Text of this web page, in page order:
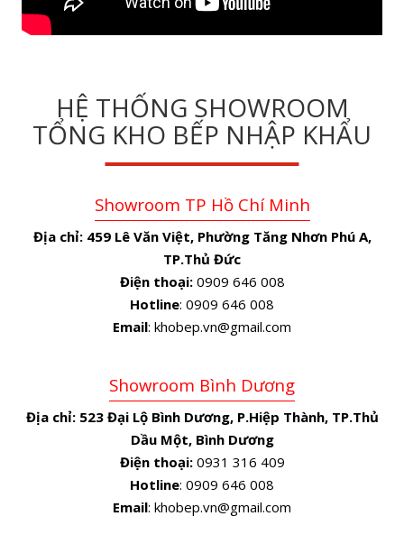
HỆ THỐNG SHOWROOM
TỔNG KHO BẾP NHẬP KHẨU
Showroom TP Hồ Chí Minh
Địa chỉ: 459 Lê Văn Việt, Phường Tăng Nhơn Phú A,
TP.Thủ Đức
Điện thoại:0909 646 008
Hotline: 0909 646 008
Email: khobep.vn@gmail.com
Showroom Bình Dương
Địa chỉ: 523 Đại Lộ Bình Dương, P.Hiệp Thành, TP.Thủ
Dầu Một, Bình Dương
Điện thoại:0931 316 409
Hotline: 0909 646 008
Email: khobep.vn@gmail.com